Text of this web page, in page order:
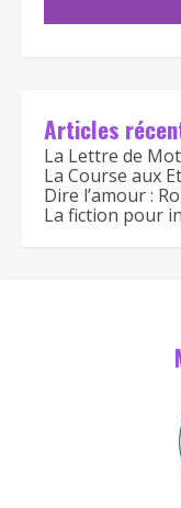
Articles
La Lettre de
La Course aux
Dire l’amour :
La fiction pour